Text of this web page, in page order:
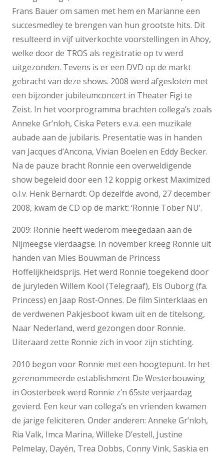
Frans Bauer om samen met hem en Marianne een
succesmedley te brengen van hun grootste hits. Dit
resulteerd in vijf uitverkochte voorstellingen in Ahoy,
welke door de TROS als registratie op tv werd
uitgezonden. Tevens is er een DVD op de markt
gebracht van deze shows. 2008 werd afgesloten met
een bijzonder jubileumconcert in Theater Figi te
Zeist. In het voorprogramma brachten collega’s zoals
Anneke Gr’nloh, Ciska Peters e.v.a. een muzikale
aubade aan de jubilaris. Presentatie was in handen
van Jacques d’Ancona, Vivian Boelen en Eddy Becker.
Na de pauze bracht Ronnie een overweldigende
show begeleid door een 12 koppig orkest Maximized
o.l.v. Henk Bernardt. Op dezelfde avond, 27 december
2008, kwam de CD op de markt: ‘Ronnie Tober NU’.
2009: Ronnie heeft wederom meegedaan aan de
Nijmeegse vierdaagse. In november kreeg Ronnie uit
handen van Mies Bouwman de Princess
Hoffelijkheidsprijs. Het werd Ronnie toegekend door
de juryleden Willem Kool (Telegraaf), Els Ouborg (fa.
Princess) en Jaap Rost-Onnes. De film Sinterklaas en
de verdwenen Pakjesboot kwam uit en de titelsong,
Naar Nederland, werd gezongen door Ronnie.
Uiteraard zette Ronnie zich in voor zijn stichting.
2010 begon voor Ronnie met een hoogtepunt. In het
gerenommeerde establishment De Westerbouwing
in Oosterbeek werd Ronnie z’n 65ste verjaardag
gevierd. Een keur van collega’s en vrienden kwamen
de jarige feliciteren. Onder anderen: Anneke Gr’nloh,
Ria Valk, Imca Marina, Willeke D’estell, Justine
Pelmelay, Dayén, Trea Dobbs, Conny Vink, Saskia en